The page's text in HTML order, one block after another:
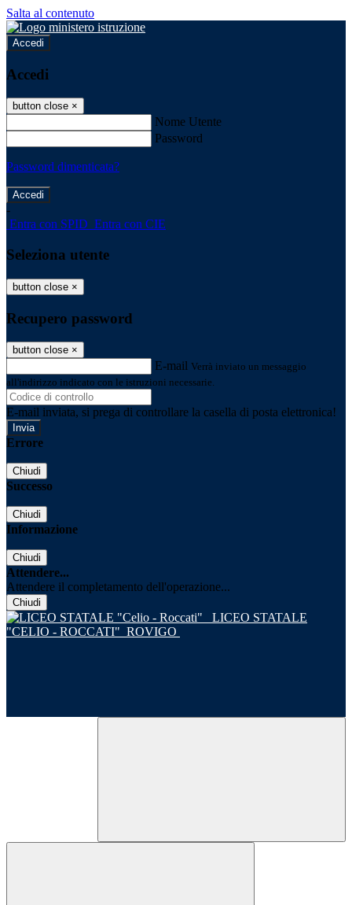
Salta al contenuto
Accedi
Accedi
button close ×
Nome Utente
Password
Password dimenticata?
-
Entra con SPID Entra con CIE
Seleziona utente
button close ×
Recupero password
button close ×
E-mail Verrà inviato un messaggio
all'indirizzo indicato con le istruzioni necessarie.
E-mail inviata, si prega di controllare la casella di posta elettronica!
Errore
Chiudi
Successo
Chiudi
Informazione
Chiudi
Attendere...
Attendere il completamento dell'operazione...
Chiudi
LICEO STATALE
"CELIO - ROCCATI" ROVIGO